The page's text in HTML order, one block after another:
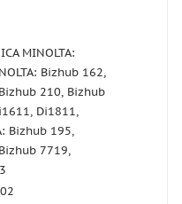
MINOLTA:
Bizhub 162,
210, Bizhub
Di1811,
Bizhub 195,
7719,